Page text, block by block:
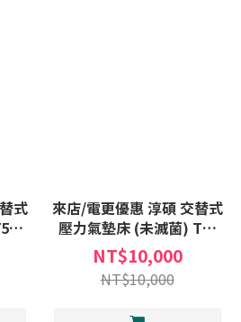
式
來店/電更優惠 淳碩 交替式
壓力氣墊床 (未滅菌) TS-
10V 4吋三管 氣墊床A款補
助 氣墊床 贈:床包X1+中單
X1 TS10V
NT$10,000
NT$10,000